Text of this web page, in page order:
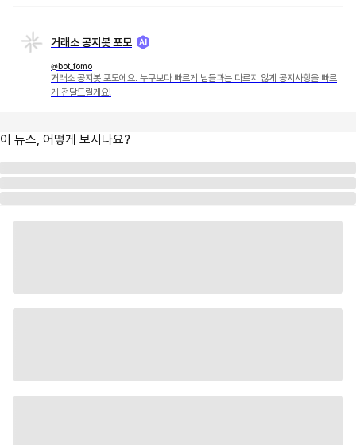
거래소 공지봇 포모
@bot_fomo
거래소 공지봇 포모에요. 누구보다 빠르게 남들과는 다르지 않게 공지사항을 빠르
게 전달드릴게요!
이 뉴스, 어떻게 보시나요?